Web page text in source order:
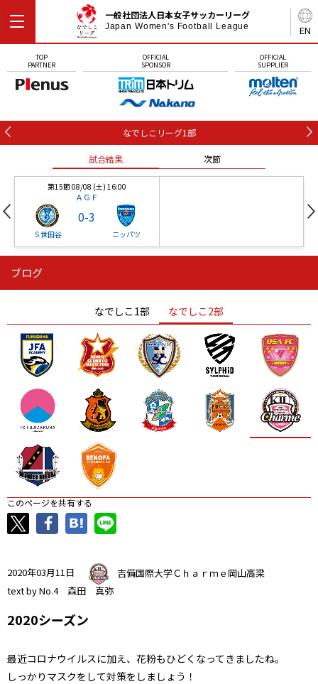
EN
一般社団法人日本女子サッカーリーグ
Japan Women's Football League
TOP
PARTNER
OFFICIAL
SPONSOR
OFFICIAL
SUPPLIER
なでしこリーグ1部
試合結果 次節
第15節 08/08 (土) 16:00
ＡＧＦ
Ｓ世田谷
0-3
ニッパツ
ニッパツ
ニッパツ 名古屋
石人の星
静岡 愛媛Ｌ
ブログ
なでしこ1部 なでしこ2部
このページを共有する
2020年03月11日
吉備国際大学Ｃｈａｒｍｅ岡山高梁
text by No.4 森田 真弥
2020シーズン
最近コロナウイルスに加え、花粉もひどくなってきましたね。
しっかりマスクをして対策をしましょう！